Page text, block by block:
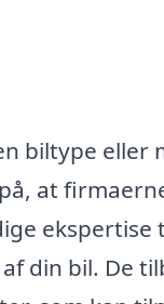
biltype eller
at
ekspertise
din bil. De